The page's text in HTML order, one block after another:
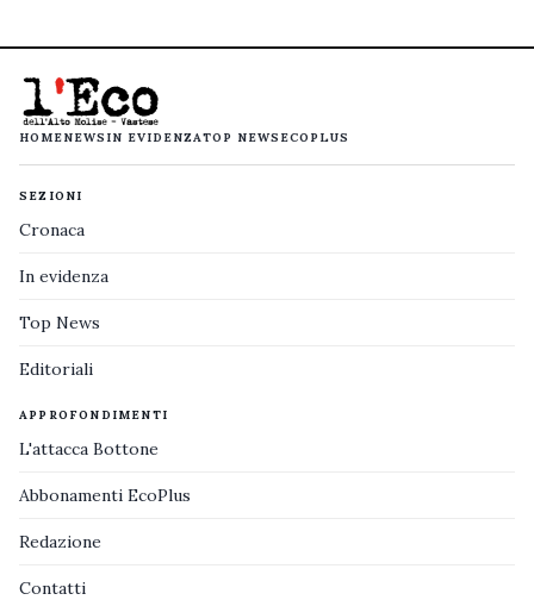
HOMENEWS IN EVIDENZATOP NEWS ECOPLUS
SEZIONI
Cronaca
In evidenza
Top News
Editoriali
APPROFONDIMENTI
L'attacca Bottone
Abbonamenti EcoPlus
Redazione
Contatti